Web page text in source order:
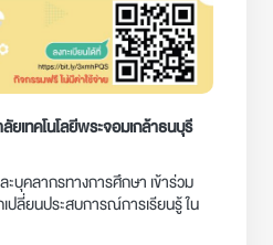
ยเทคโนโลยีพระจอมเกล้าธนบุรี
บุคลากรทางการศึกษา เข้าร่วม
ปลี่ยนประสบการณ์การเรียนรู้ ใน